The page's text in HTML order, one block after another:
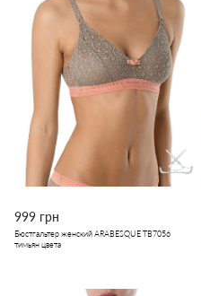
999 грн
Бюстгальтер женский ARABESQUE TB7056
тимьян цвета